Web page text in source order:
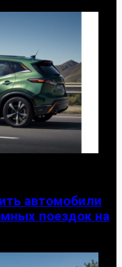
автомобили
поездок на